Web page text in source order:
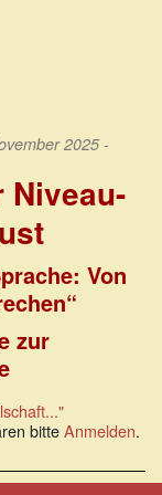
2025 -
Von
zur
bitteAnmelden.